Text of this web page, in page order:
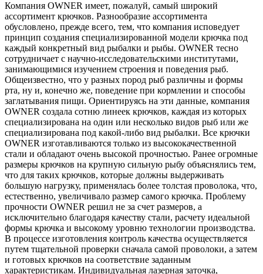
Компания OWNER имеет, пожалуй, самый широкий
ассортимент крючков. Разнообразие ассортимента
обусловлено, прежде всего, тем, что компания исповедует
принцип создания специализированной модели крючка под
каждый конкретный вид рыбалки и рыбы. OWNER тесно
сотрудничает с научно-исследовательскими институтами,
занимающимися изучением строения и поведения рыб.
Общеизвестно, что у разных пород рыб различны и формы
рта, ну и, конечно же, поведение при кормлении и способы
заглатывания пищи. Ориентируясь на эти данные, компания
OWNER создала сотню линеек крючков, каждая из которых
специализирована на один или несколько видов рыб или же
специализирована под какой-либо вид рыбалки. Все крючки
OWNER изготавливаются только из высококачественной
стали и обладают очень высокой прочностью. Ранее огромные
размеры крючков на крупную сильную рыбу объяснялись тем,
что для таких крючков, которые должны выдерживать
большую нагрузку, применялась более толстая проволока, что,
естественно, увеличивало размер самого крючка. Проблему
прочности OWNER решил не за счет размеров, а
исключительно благодаря качеству стали, расчету идеальной
формы крючка и высокому уровню технологии производства.
В процессе изготовления контроль качества осуществляется
путем тщательной проверки сначала самой проволоки, а затем
и готовых крючков на соответствие заданным
характеристикам. Индивидуальная лазерная заточка,